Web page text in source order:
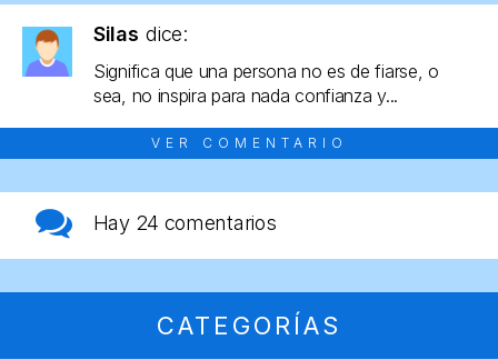
Silas dice:
Significa que una persona no es de fiarse, o
sea, no inspira para nada confianza y...
VER COMENTARIO
Hay 24 comentarios
CATEGORÍAS